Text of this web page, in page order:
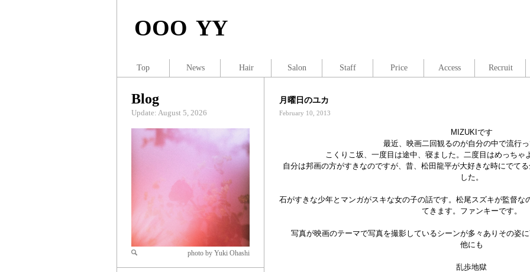
OOO YY
月曜日のユカ
February 10, 2013
MIZUKIです
最近、映画二回観るのが自分の中で流行
こくりこ坂、一度目は途中、寝ました。二度目はめっちゃ
自分は邦画の方がすきなのですが、昔、松田龍平が大好きな時にでて
した。
石がすきな少年とマンガがスキな女の子の話です。松尾スズキが監督な
てきます。ファンキーです。
写真が映画のテーマで写真を撮影しているシーンが多々ありその姿
他にも
乱歩地獄
Blog
Update: August 5, 2026
Zoom
photo by Yuki Ohashi
Top News Hair Salon Staff Price Access Recruit